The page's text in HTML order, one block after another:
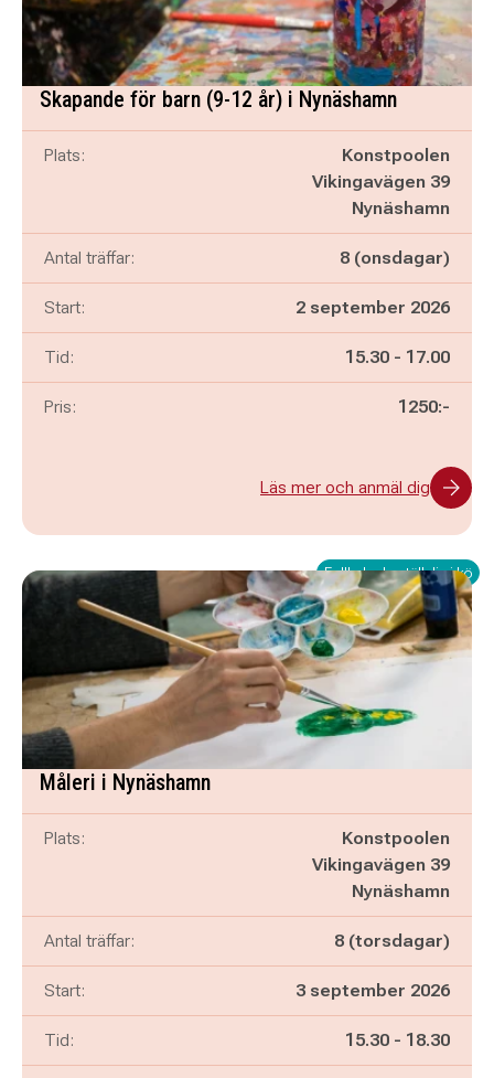
Skapande för barn (9-12 år) i Nynäshamn
Plats:
Konstpoolen
Vikingavägen 39
Nynäshamn
Antal träffar: 8 (onsdagar)
Start: 2 september 2026
Tid: Pågår mellan
15.30 - och
17.00
Pris: 1250:-
Läs mer och anmäl dig
Fullbokad - ställ dig i kö
Måleri i Nynäshamn
Plats:
Konstpoolen
Vikingavägen 39
Nynäshamn
Antal träffar: 8 (torsdagar)
Start: 3 september 2026
Tid: Pågår mellan
15.30 - och
18.30